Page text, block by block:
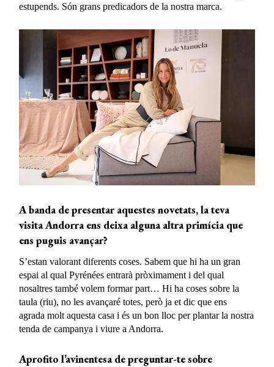
estupends. Són grans predicadors de la nostra marca.
A banda de presentar aquestes novetats, la teva
visita Andorra ens deixa alguna altra primícia que
ens puguis avançar?
S’estan valorant diferents coses. Sabem que hi ha un gran
espai al qual Pyrénées entrarà pròximament i del qual
nosaltres també volem formar part… Hi ha coses sobre la
taula (riu), no les avançaré totes, però ja et dic que ens
agrada molt aquesta casa i és un bon lloc per plantar la nostra
tenda de campanya i viure a Andorra.
Aprofito l’avinentesa de preguntar-te sobre